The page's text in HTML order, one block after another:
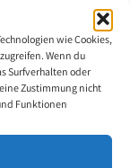
wie Cookies,
Wenn du
Surfverhalten oder
Zustimmung nicht
Funktionen
und malen. Durch
Zeichnungen,
1983 ein